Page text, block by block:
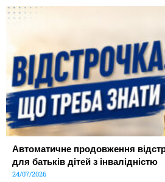
Автоматичне продовження
для батьків дітей з інвалідністю
24/07/2026